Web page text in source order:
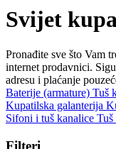
Svijet
Pronađite sve što Vam
internet prodavnici.
adresu i plaćanje
Baterije (armature) Tuš
Kupatilska galanterija
Sifoni i tuš kanalice Tuš
Filteri